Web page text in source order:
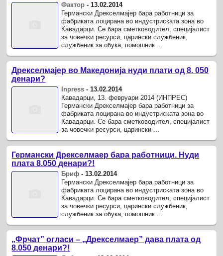
Фактор - 13.02.2014
Германски Дрекселмајер бара работници за
фабриката лоцирана во индустриската зона во
Кавадарци. Се бара сметководител, специјалист
за човечки ресурси, царински службеник,
службеник за обука, помошник ...
Дрекселмајер во Македонија нуди плати од 8. 050
денари?
Inpress -13.02.2014
Кавадарци, 13. февруари 2014 (ИНПРЕС)
Германски Дрекселмајер бара работници за
фабриката лоцирана во индустриската зона во
Кавадарци. Се бара сметководител, специјалист
за човечки ресурси, царински ...
Германски Дрекселмаер бара работници. Нуди
плата 8.050 денари?!
Бриф -13.02.2014
Германски Дрекселмајер бара работници за
фабриката лоцирана во индустриската зона во
Кавадарци. Се бара сметководител, специјалист
за човечки ресурси, царински службеник,
службеник за обука, помошник ...
„Фрчат” огласи – „Дрекселмаер” дава плата од
8.050 денари?!